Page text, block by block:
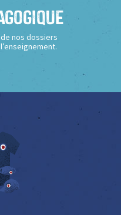
nos dossiers